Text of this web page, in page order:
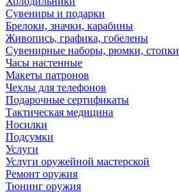
Сувениры и подарки
Брелоки, значки, карабины
Живопись, графика, гобелены
Сувенирные наборы, рюмки, стопки
Часы настенные
Макеты патронов
Чехлы для телефонов
Подарочные сертификаты
Тактическая медицина
Носилки
Подсумки
Услуги
Услуги оружейной мастерской
Ремонт оружия
Тюнинг оружия